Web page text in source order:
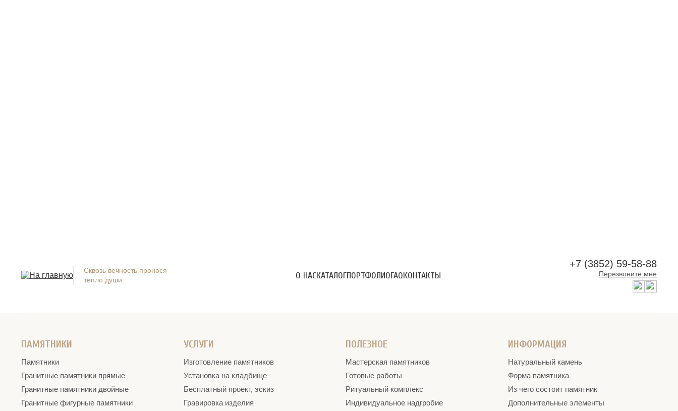
Сквозь вечность пронося
тепло души
О НАСКАТАЛОГПОРТФОЛИОFAQКОНТАКТЫ
+7 (3852) 59-58-88
Перезвоните мне
ПАМЯТНИКИ
Памятники
Гранитные памятники прямые
Гранитные памятники двойные
Гранитные фигурные памятники
УСЛУГИ
Изготовление памятников
Установка на кладбище
Бесплатный проект, эскиз
Гравировка изделия
ПОЛЕЗНОЕ
Мастерская памятников
Готовые работы
Ритуальный комплекс
Индивидуальное надгробие
ИНФОРМАЦИЯ
Натуральный камень
Форма памятника
Из чего состоит памятник
Дополнительные элементы